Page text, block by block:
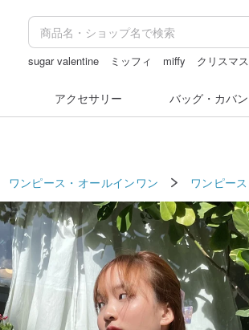
sugar valentine ミッフィ miffy クリスマス
アクセサリー バッグ・カバン
ワンピース・オールインワン ワンピース